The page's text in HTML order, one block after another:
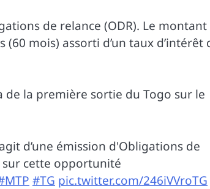
de relance (ODR). Le montant
(60 mois) assorti d’un taux d’intérêt
de la première sortie du Togo sur le
d’une émission d'Obligations de
sur cette opportunité
#TG pic.twitter.com/246iVVroTG